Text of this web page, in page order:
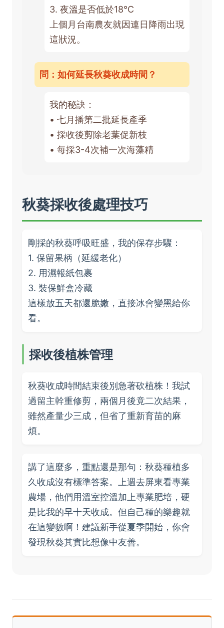
3. 夜溫是否低於18°C
上個月台南農友就因連日降雨出現
這狀況。
問：如何延長秋葵收成時間？
我的秘訣：
• 七月播第二批延長產季
• 採收後剪除老葉促新枝
• 每採3-4次補一次海藻精
秋葵採收後處理技巧
剛採的秋葵呼吸旺盛，我的保存步驟：
1. 保留果柄（延緩老化）
2. 用濕報紙包裹
3. 裝保鮮盒冷藏
這樣放五天都還脆嫩，直接冰會變黑給你
看。
採收後植株管理
秋葵收成時間結束後別急著砍植株！我試
過留主幹重修剪，兩個月後竟二次結果，
雖然產量少三成，但省了重新育苗的麻
煩。
講了這麼多，重點還是那句：秋葵種植多
久收成沒有標準答案。上週去屏東看專業
農場，他們用溫室控溫加上專業肥培，硬
是比我的早十天收成。但自己種的樂趣就
在這變數啊！建議新手從夏季開始，你會
發現秋葵其實比想像中友善。